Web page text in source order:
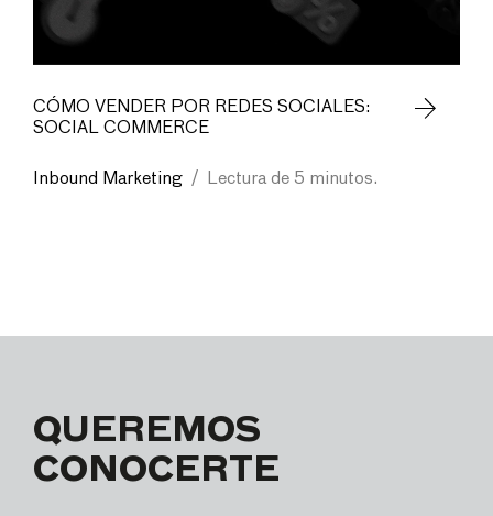
CÓMO VENDER POR REDES SOCIALES:
SOCIAL COMMERCE
Inbound Marketing / Lectura de 5 minutos.
QUEREMOS
CONOCERTE